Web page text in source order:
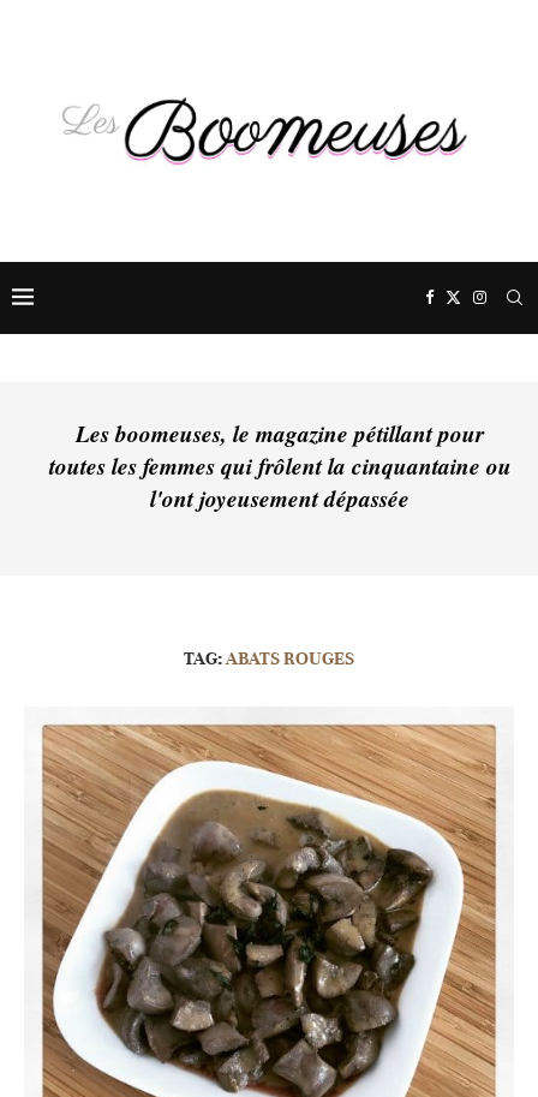
Les boomeuses, le magazine pétillant pour
toutes les femmes qui frôlent la cinquantaine ou
l'ont joyeusement dépassée
TAG:ABATS ROUGES